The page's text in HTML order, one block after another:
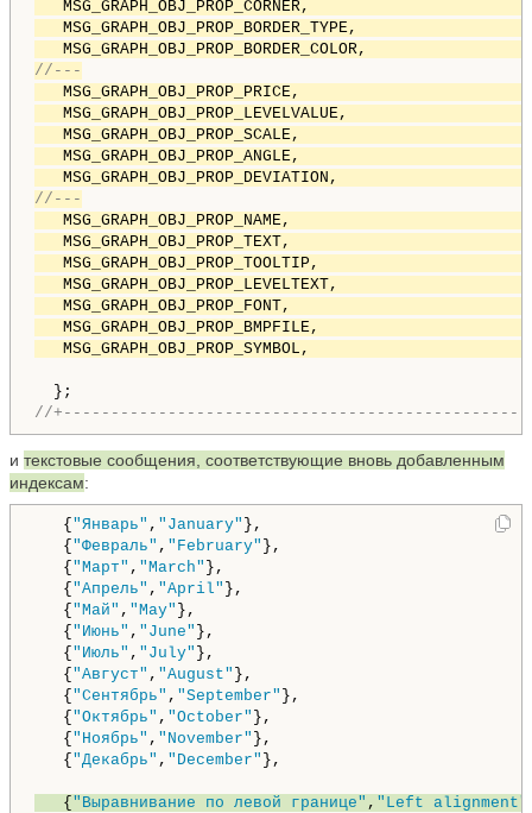
//---
//---
//
и текстовые сообщения, соответствующие вновь добавленным
индексам:
{ "Январь" , "January" },
{ "Февраль" , "February" },
{ "Март" , "March" },
{ "Апрель" , "April" },
{ "Май" , "May" },
{ "Июнь" , "June" },
{ "Июль" , "July" },
{ "Август" , "August" },
{ "Сентябрь" , "September" },
{ "Октябрь" , "October" },
{ "Ноябрь" , "November" },
{ "Декабрь" , "December" },
{ "Выравнивание по левой границе" , "Left alignment"